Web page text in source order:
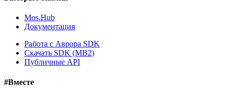
Mos.Hub
Документация
Работа с Аврора SDK
Скачать SDK (MB2)
Публичные API
#Вместе